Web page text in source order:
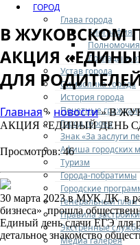
ГОРОД
Глава города
Биография
Полномочия
Доклады и
Устав города
Символика города
История города
Почетные
Город героев
Знак «За заслуги
Афиша городских
Туризм
Города-побратимы
Городские
Генеральный план
Правила
Экстренные
Медиа галерея
В ЖУКОВСКОМ
АКЦИЯ
ДЛЯ
Главная» новости» В
АКЦИЯ «ЕДИНЫЙ ДЕНЬ
Просмотров: 46
30 марта 2023 в МУК ДК в
бизнеса» прошла
Единый день сдачи ЕГЭ для
детальное знакомство